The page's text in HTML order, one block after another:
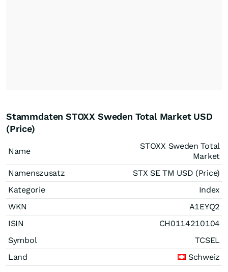
Stammdaten STOXX Sweden Total Market USD
(Price)
Name
STOXX Sweden Total
Market
Namenszusatz
STX SE TM USD (Price)
Kategorie
Index
WKN
A1EYQ2
ISIN
CH0114210104
Symbol
TCSEL
Land
Schweiz